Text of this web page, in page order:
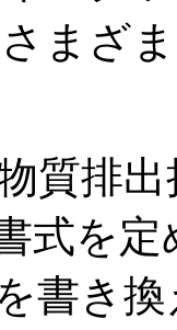
まざ
質排出
式を
書き